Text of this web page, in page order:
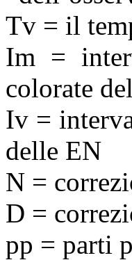
Tv = il
Im =
colorate
Iv =
delle EN
Ν =
D =
pp = parti